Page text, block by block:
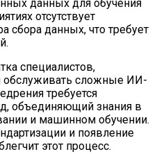
данных для обучения
отсутствует
сбора данных, что требует
специалистов,
обслуживать сложные ИИ-
требуется
объединяющий знания в
и машинном обучении.
и появление
этот процесс.